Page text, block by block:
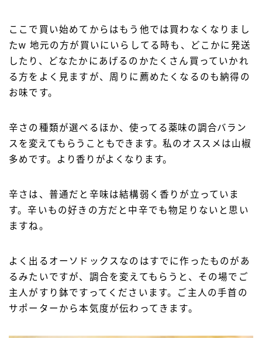
ここで買い始めてからはもう他では買わなくなりまし
たw 地元の方が買いにいらしてる時も、どこかに発送
したり、どなたかにあげるのかたくさん買っていかれ
る方をよく見ますが、周りに薦めたくなるのも納得の
お味です。
辛さの種類が選べるほか、使ってる薬味の調合バラン
スを変えてもらうこともできます。私のオススメは山椒
多めです。より香りがよくなります。
辛さは、普通だと辛味は結構弱く香りが立っていま
す。辛いもの好きの方だと中辛でも物足りないと思い
ますね。
よく出るオーソドックスなのはすでに作ったものがあ
るみたいですが、調合を変えてもらうと、その場でご
主人がすり鉢ですってくださいます。ご主人の手首の
サポーターから本気度が伝わってきます。